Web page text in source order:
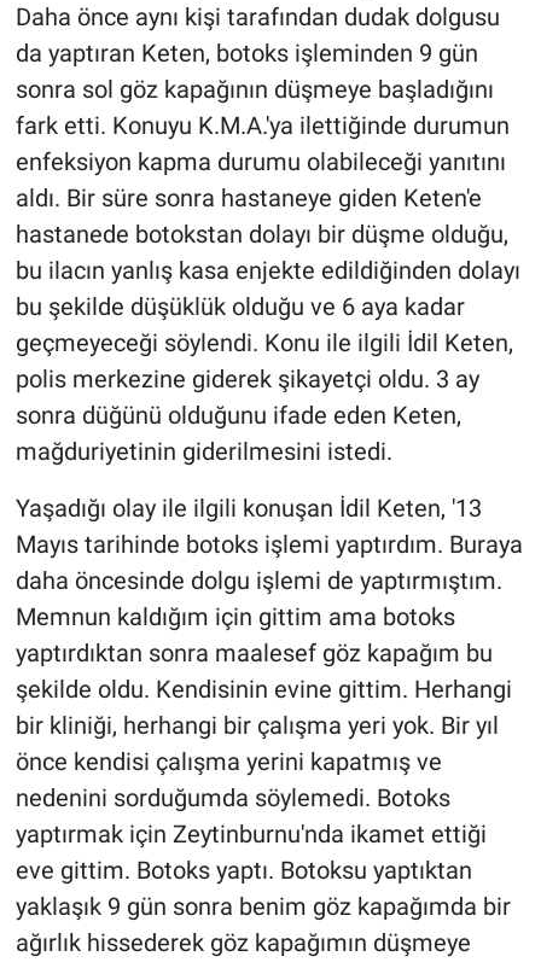
Daha önce aynı kişi tarafından dudak dolgusu
da yaptıran Keten, botoks işleminden 9 gün
sonra sol göz kapağının düşmeye başladığını
fark etti. Konuyu K.M.A.'ya ilettiğinde durumun
enfeksiyon kapma durumu olabileceği yanıtını
aldı. Bir süre sonra hastaneye giden Keten'e
hastanede botokstan dolayı bir düşme olduğu,
bu ilacın yanlış kasa enjekte edildiğinden dolayı
bu şekilde düşüklük olduğu ve 6 aya kadar
geçmeyeceği söylendi. Konu ile ilgili İdil Keten,
polis merkezine giderek şikayetçi oldu. 3 ay
sonra düğünü olduğunu ifade eden Keten,
mağduriyetinin giderilmesini istedi.
Yaşadığı olay ile ilgili konuşan İdil Keten, '13
Mayıs tarihinde botoks işlemi yaptırdım. Buraya
daha öncesinde dolgu işlemi de yaptırmıştım.
Memnun kaldığım için gittim ama botoks
yaptırdıktan sonra maalesef göz kapağım bu
şekilde oldu. Kendisinin evine gittim. Herhangi
bir kliniği, herhangi bir çalışma yeri yok. Bir yıl
önce kendisi çalışma yerini kapatmış ve
nedenini sorduğumda söylemedi. Botoks
yaptırmak için Zeytinburnu'nda ikamet ettiği
eve gittim. Botoks yaptı. Botoksu yaptıktan
yaklaşık 9 gün sonra benim göz kapağımda bir
ağırlık hissederek göz kapağımın düşmeye